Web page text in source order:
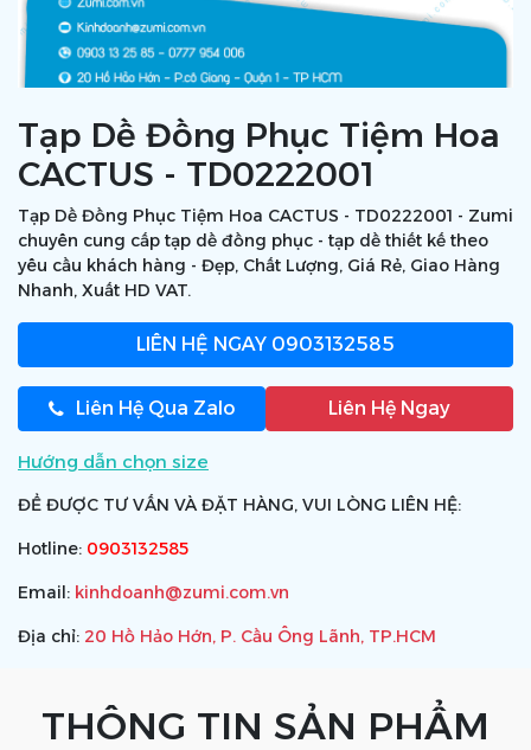
Tạp Dề Đồng Phục Tiệm Hoa
CACTUS - TD0222001
Tạp Dề Đồng Phục Tiệm Hoa CACTUS - TD0222001 - Zumi
chuyên cung cấp tạp dề đồng phục - tạp dề thiết kế theo
yêu cầu khách hàng - Đẹp, Chất Lượng, Giá Rẻ, Giao Hàng
Nhanh, Xuất HD VAT.
LIÊN HỆ NGAY 0903132585
Liên Hệ Qua Zalo Liên Hệ Ngay
Hướng dẫn chọn size
ĐỂ ĐƯỢC TƯ VẤN VÀ ĐẶT HÀNG, VUI LÒNG LIÊN HỆ:
Hotline: 0903132585
Email: kinhdoanh@zumi.com.vn
Địa chỉ: 20 Hồ Hảo Hớn, P. Cầu Ông Lãnh, TP.HCM
THÔNG TIN SẢN PHẨM